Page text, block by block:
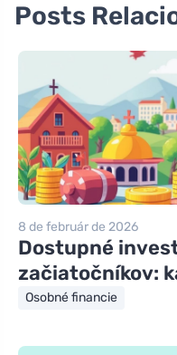
Posts
8 de február de 2026
Dostupné
začiatočníkov:
Osobné financie